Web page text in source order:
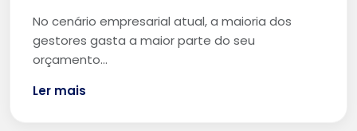
No cenário empresarial atual, a maioria dos
gestores gasta a maior parte do seu
orçamento…
Ler mais